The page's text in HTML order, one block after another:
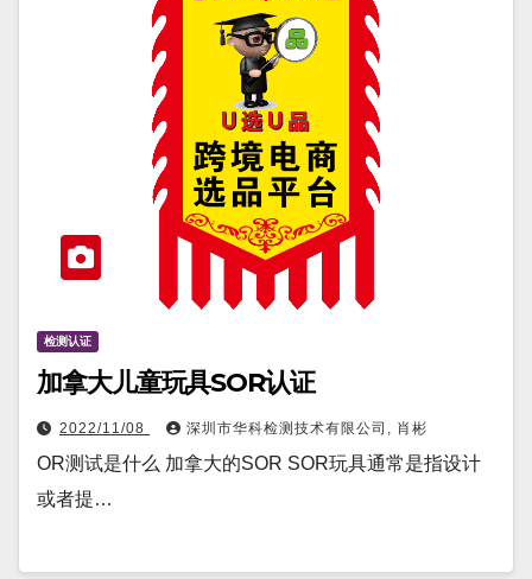
检测认证
加拿大儿童玩具SOR认证
2022/11/08 深圳市华科检测技术有限公司, 肖彬
OR测试是什么 加拿大的SOR SOR玩具通常是指设计
或者提…